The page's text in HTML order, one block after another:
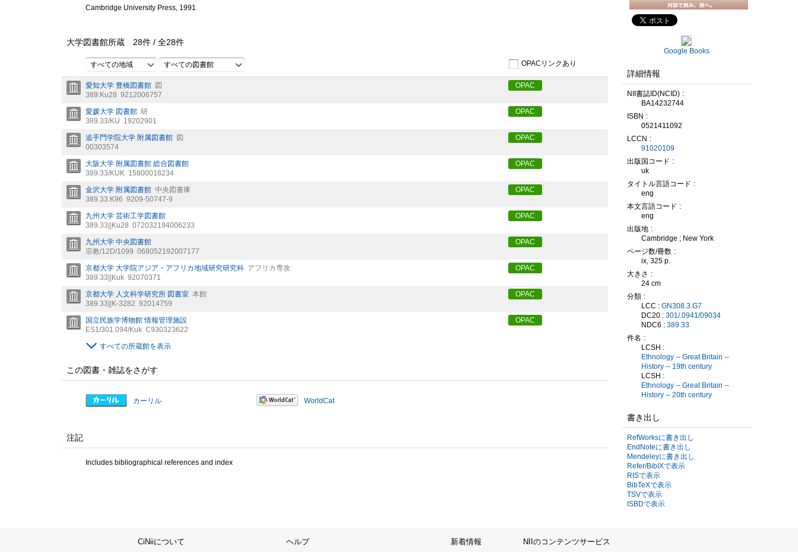
Cambridge University Press, 1991
大学図書館所蔵 28件 / 全28件
すべての地域 すべての図書館 OPACリンクあり
愛知大学 豊橋図書館 図
389:Ku28 9212006757
OPAC
愛媛大学 図書館 研
389.33/KU 19202901
OPAC
追手門学院大学 附属図書館 図
00303574
OPAC
大阪大学 附属図書館 総合図書館
389.33/KUK 15800018234
OPAC
金沢大学 附属図書館 中央図書庫
389.33:K96 9209-50747-9
OPAC
九州大学 芸術工学図書館
389.33||Ku28 072032194006233
OPAC
九州大学 中央図書館
宗教/12D/1099 068052192007177
OPAC
京都大学 大学院アジア・アフリカ地域研究研究科 アフリカ専攻
389.33||Kuk 92070371
OPAC
京都大学 人文科学研究所 図書室 本館
389.33||K-3282 92014759
OPAC
国立民族学博物館 情報管理施設
ES1/301.094/Kuk C930323622
OPAC
すべての所蔵館を表示
この図書・雑誌をさがす
カーリル WorldCat
注記
Includes bibliographical references and index
Google Books
詳細情報
NII書誌ID(NCID)
BA14232744
ISBN
0521411092
LCCN
91020109
出版国コード
uk
タイトル言語コード
eng
本文言語コード
eng
出版地
Cambridge ; New York
ページ数/冊数
ix, 325 p.
大きさ
24 cm
分類
LCC : GN308.3.G7
DC20 : 301/.0941/09034
NDC6 : 389.33
件名
LCSH :
Ethnology -- Great Britain --
History -- 19th century
LCSH :
Ethnology -- Great Britain --
History -- 20th century
書き出し
RefWorksに書き出し
EndNoteに書き出し
Mendeleyに書き出し
Refer/BibIXで表示
RISで表示
BibTeXで表示
TSVで表示
ISBDで表示
CiNiiについて ヘルプ 新着情報 NIIのコンテンツサービス